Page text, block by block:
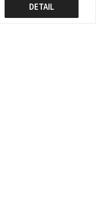
DETAIL